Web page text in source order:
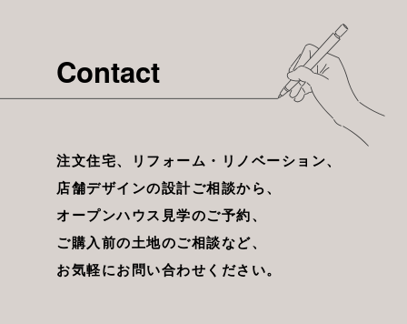
Contact
注文住宅、リフォーム・リノベーション、
店舗デザインの設計ご相談から、
オープンハウス見学のご予約、
ご購入前の土地のご相談など、
お気軽にお問い合わせください。